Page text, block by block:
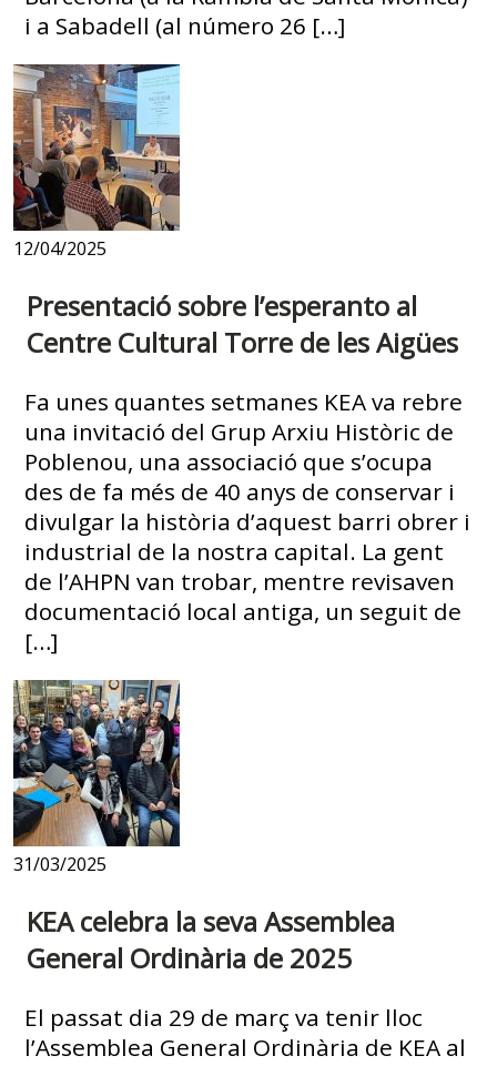
i a Sabadell (al número 26 […]
12/04/2025
Presentació sobre l’esperanto al
Centre Cultural Torre de les Aigües
Fa unes quantes setmanes KEA va rebre
una invitació del Grup Arxiu Històric de
Poblenou, una associació que s’ocupa
des de fa més de 40 anys de conservar i
divulgar la història d’aquest barri obrer i
industrial de la nostra capital. La gent
de l’AHPN van trobar, mentre revisaven
documentació local antiga, un seguit de
[…]
31/03/2025
KEA celebra la seva Assemblea
General Ordinària de 2025
El passat dia 29 de març va tenir lloc
l’Assemblea General Ordinària de KEA al